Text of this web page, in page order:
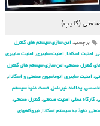
(کلیپ)
برچسب: امن سازی سیستم های کنترل
, امنیت اسکادا, امنیت سایبری, امنیت سایبری
کنترل صنعتی،امن سازی سیستم های کنترل
امنیت سایبری اتوماسیون صنعتی و اسکادا،,
تخصصی,پدافند غیرعامل,تست نفوذ سیستم
, کارگاه عملی امنیت صنعتی, کنترل صنعتی,
, نفوذ به سیستم اسکادا, نیروگاه‏های